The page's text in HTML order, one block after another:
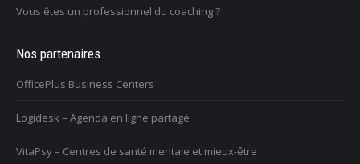
Vous êtes un professionnel du coaching ?
Nos partenaires
OfficePlus Business Centers
Logidesk – Agenda en ligne partagé
VitaPsy – Centres de santé mentale et mieux-être